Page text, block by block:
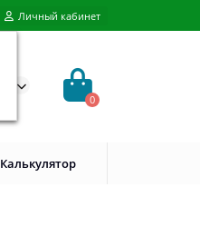
Личный кабинет
0
Калькулятор